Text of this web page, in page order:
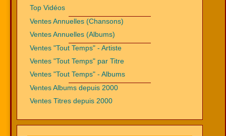
Top Vidéos
Ventes Annuelles (Chansons)
Ventes Annuelles (Albums)
Ventes "Tout Temps" - Artiste
Ventes "Tout Temps" par Titre
Ventes "Tout Temps" - Albums
Ventes Albums depuis 2000
Ventes Titres depuis 2000